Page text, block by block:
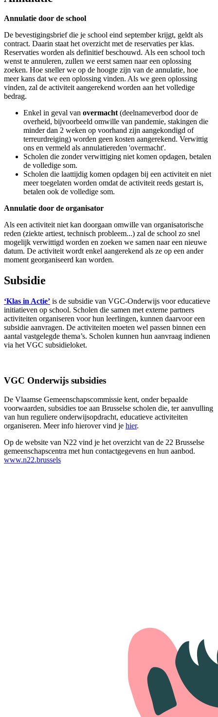
Annulatie door de school
De bevestigingsbrief die je school eind september krijgt, geldt als
contract. Daarin staat het overzicht met de reservaties per klas.
Reservaties worden als definitief beschouwd. Als een school toch
wenst te annuleren, zullen we eerst samen naar een oplossing
zoeken. Hoe sneller we op de hoogte zijn van de annulatie, hoe
meer kans dat we een oplossing vinden. Als we geen oplossing
vinden, zal de activiteit aangerekend worden aan het volledige
bedrag.
Enkel in geval van overmacht(deelnameverbod door de
overheid, bijvoorbeeld omwille van pandemie, stakingen die
minder dan 2 weken op voorhand zijn aangekondigd of
terreurdreiging) worden geen kosten aangerekend. Verwittig
ons en vermeld als annulatiereden 'overmacht'.
Scholen die zonder verwittiging niet komen opdagen, betalen
de volledige som.
Scholen die laattijdig komen opdagen bij een activiteit en niet
meer toegelaten worden omdat de activiteit reeds gestart is,
betalen ook de volledige som.
Annulatie door de organisator
Als een activiteit niet kan doorgaan omwille van organisatorische
reden (ziekte artiest, technisch probleem...) zal de school zo snel
mogelijk verwittigd worden en zoeken we samen naar een nieuwe
datum. De activiteit wordt enkel aangerekend als ze op een ander
moment georganiseerd kan worden.
Subsidie
‘Klas in Actie’ is de subsidie van VGC-Onderwijs voor educatieve
initiatieven op school. Scholen die samen met externe partners
activiteiten organiseren voor hun leerlingen, kunnen daarvoor een
subsidie aanvragen. De activiteiten moeten wel passen binnen een
aantal vastgelegde thema’s. Scholen kunnen hun aanvraag indienen
via het VGC subsidieloket.
VGC Onderwijs subsidies
De Vlaamse Gemeenschapscommissie kent, onder bepaalde
voorwaarden, subsidies toe aan Brusselse scholen die, ter aanvulling
van hun reguliere onderwijsopdracht, educatieve activiteiten
organiseren. Meer info hierover vind je hier.
Op de website van N22 vind je het overzicht van de 22 Brusselse
gemeenschapscentra met hun contactgegevens en hun aanbod.
www.n22.brussels